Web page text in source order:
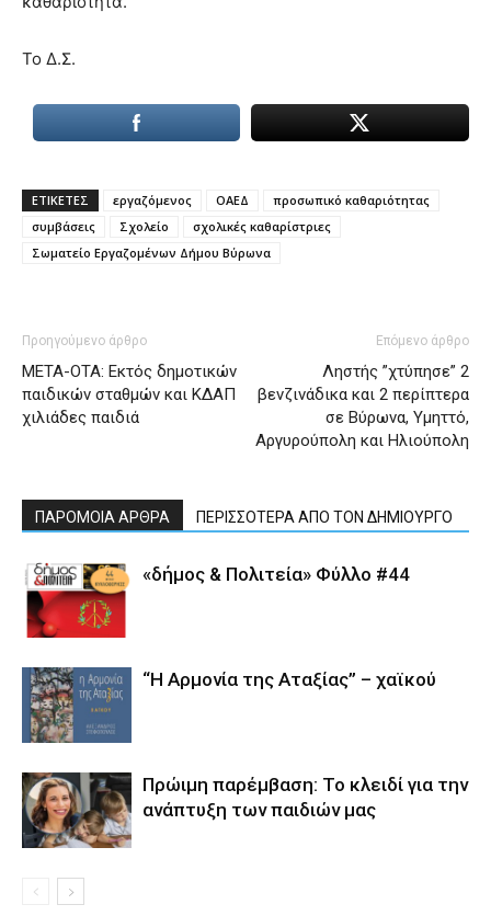
Το Δ.Σ.
ΕΤΙΚΕΤΕΣ εργαζόμενος ΟΑΕΔ
προσωπικό καθαριότητας
συμβάσεις
Σχολείο
σχολικές καθαρίστριες
Σωματείο Εργαζομένων Δήμου Βύρωνα
Προηγούμενο άρθρο
ΜΕΤΑ-ΟΤΑ: Εκτός δημοτικών
παιδικών σταθμών και ΚΔΑΠ
χιλιάδες παιδιά
Επόμενο άρθρο
Ληστής ”χτύπησε” 2
βενζινάδικα και 2 περίπτερα
σε Βύρωνα, Υμηττό,
Αργυρούπολη και Ηλιούπολη
ΠΑΡΟΜΟΙΑ ΑΡΘΡΑ ΠΕΡΙΣΣΟΤΕΡΑ ΑΠΟ ΤΟΝ ΔΗΜΙΟΥΡΓΟ
«δήμος & Πολιτεία» Φύλλο #44
“Η Αρμονία της Αταξίας” – χαϊκού
Πρώιμη παρέμβαση: Το κλειδί για την
ανάπτυξη των παιδιών µας